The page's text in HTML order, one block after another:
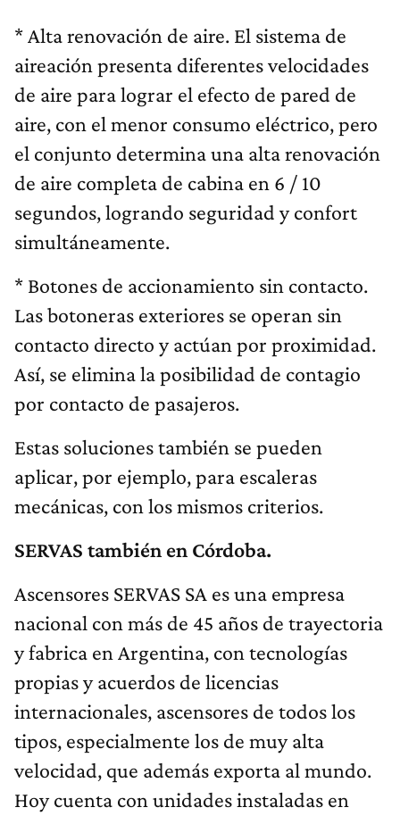
* Alta renovación de aire. El sistema de
aireación presenta diferentes velocidades
de aire para lograr el efecto de pared de
aire, con el menor consumo eléctrico, pero
el conjunto determina una alta renovación
de aire completa de cabina en 6 / 10
segundos, logrando seguridad y confort
simultáneamente.
* Botones de accionamiento sin contacto.
Las botoneras exteriores se operan sin
contacto directo y actúan por proximidad.
Así, se elimina la posibilidad de contagio
por contacto de pasajeros.
Estas soluciones también se pueden
aplicar, por ejemplo, para escaleras
mecánicas, con los mismos criterios.
SERVAS también en Córdoba.
Ascensores SERVAS SA es una empresa
nacional con más de 45 años de trayectoria
y fabrica en Argentina, con tecnologías
propias y acuerdos de licencias
internacionales, ascensores de todos los
tipos, especialmente los de muy alta
velocidad, que además exporta al mundo.
Hoy cuenta con unidades instaladas en